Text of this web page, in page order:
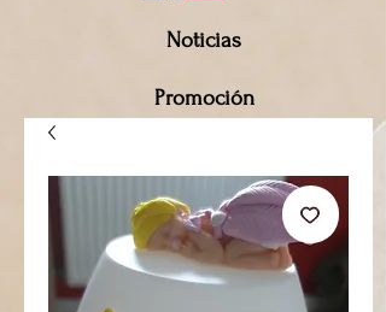
Noticias
Promoción